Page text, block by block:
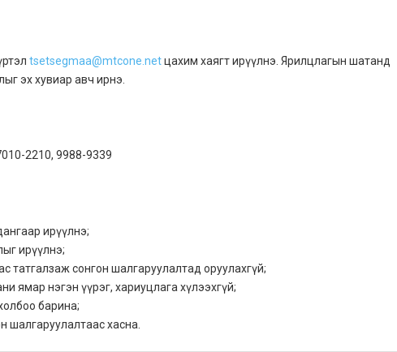
tsetsegmaa@mtcone.netцахим хаягт ирүүлнэ. Ярилцлагын шатанд
эх хувиар авч ирнэ.
2210, 9988-9339
ирүүлнэ;
ирүүлнэ;
татгалзаж сонгон шалгаруулалтад оруулахгүй;
ямар нэгэн үүрэг, хариуцлага хүлээхгүй;
барина;
шалгаруулалтаас хасна.